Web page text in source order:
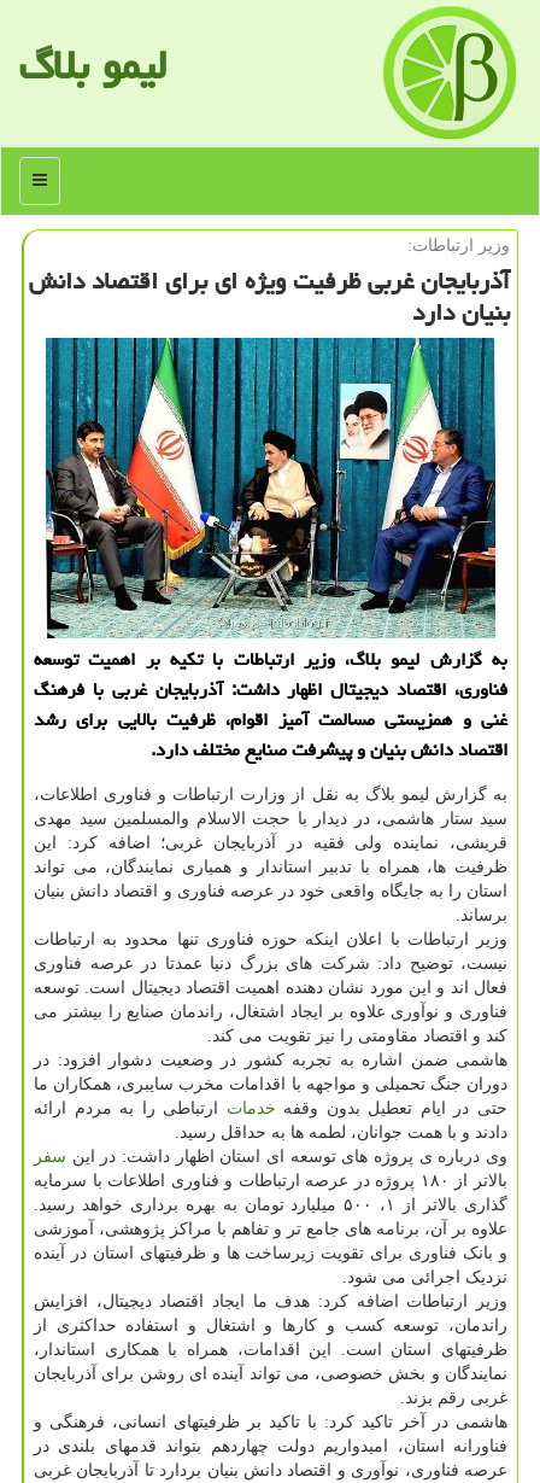
لیمو بلاگ
منو
وزیر ارتباطات:
آذربایجان غربی ظرفیت ویژه ای برای اقتصاد دانش
بنیان دارد
به گزارش لیمو بلاگ، وزیر ارتباطات با تکیه بر اهمیت توسعه
فناوری، اقتصاد دیجیتال اظهار داشت: آذربایجان غربی با فرهنگ
غنی و همزیستی مسالمت آمیز اقوام، ظرفیت بالایی برای رشد
اقتصاد دانش بنیان و پیشرفت صنایع مختلف دارد.
به گزارش لیمو بلاگ به نقل از وزارت ارتباطات و فناوری اطلاعات،
سید ستار هاشمی، در دیدار با حجت الاسلام والمسلمین سید مهدی
قریشی، نماینده ولی فقیه در آذربایجان غربی؛ اضافه کرد: این
ظرفیت ها، همراه با تدبیر استاندار و همیاری نمایندگان، می تواند
استان را به جایگاه واقعی خود در عرصه فناوری و اقتصاد دانش بنیان
برساند.
وزیر ارتباطات با اعلان اینکه حوزه فناوری تنها محدود به ارتباطات
نیست، توضیح داد: شرکت های بزرگ دنیا عمدتا در عرصه فناوری
فعال اند و این مورد نشان دهنده اهمیت اقتصاد دیجیتال است. توسعه
فناوری و نوآوری علاوه بر ایجاد اشتغال، راندمان صنایع را بیشتر می
کند و اقتصاد مقاومتی را نیز تقویت می کند.
هاشمی ضمن اشاره به تجربه کشور در وضعیت دشوار افزود: در
دوران جنگ تحمیلی و مواجهه با اقدامات مخرب سایبری، همکاران ما
حتی در ایام تعطیل بدون وقفه خدمات ارتباطی را به مردم ارائه
دادند و با همت جوانان، لطمه ها به حداقل رسید.
وی درباره ی پروژه های توسعه ای استان اظهار داشت: در این سفر
بالاتر از ۱۸۰ پروژه در عرصه ارتباطات و فناوری اطلاعات با سرمایه
گذاری بالاتر از ۱، ۵۰۰ میلیارد تومان به بهره برداری خواهد رسید.
علاوه بر آن، برنامه های جامع تر و تفاهم با مراکز پژوهشی، آموزشی
و بانک فناوری برای تقویت زیرساخت ها و ظرفیتهای استان در آینده
نزدیک اجرائی می شود.
وزیر ارتباطات اضافه کرد: هدف ما ایجاد اقتصاد دیجیتال، افزایش
راندمان، توسعه کسب و کارها و اشتغال و استفاده حداکثری از
ظرفیتهای استان است. این اقدامات، همراه با همکاری استاندار،
نمایندگان و بخش خصوصی، می تواند آینده ای روشن برای آذربایجان
غربی رقم بزند.
هاشمی در آخر تاکید کرد: با تاکید بر ظرفیتهای انسانی، فرهنگی و
فناورانه استان، امیدواریم دولت چهاردهم بتواند قدمهای بلندی در
عرصه فناوری، نوآوری و اقتصاد دانش بنیان بردارد تا آذربایجان غربی